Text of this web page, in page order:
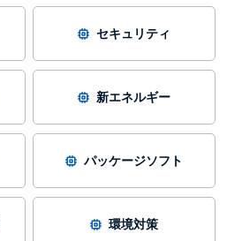
セキュリティ
新エネルギー
パッケージソフト
環境対策